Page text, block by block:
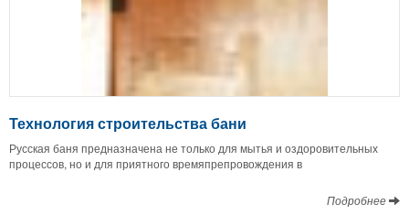
Технология строительства бани
Русская баня предназначена не только для мытья и оздоровительных
процессов, но и для приятного времяпрепровождения в
Подробнее